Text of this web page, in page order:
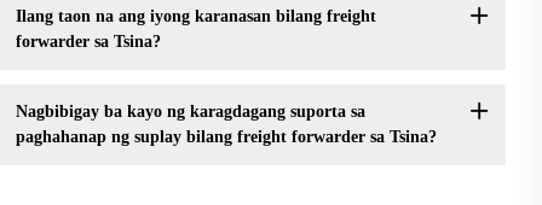
Ilang taon na ang iyong karanasan bilang freight
forwarder sa Tsina?
Nagbibigay ba kayo ng karagdagang suporta sa
paghahanap ng suplay bilang freight forwarder sa Tsina?